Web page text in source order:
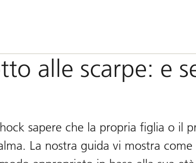
alle scarpe: e
sapere che la propria figlia o il
La nostra guida vi mostra